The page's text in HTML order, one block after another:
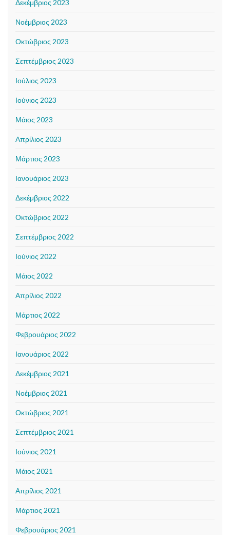
Δεκέμβριος 2023
Νοέμβριος 2023
Οκτώβριος 2023
Σεπτέμβριος 2023
Ιούλιος 2023
Ιούνιος 2023
Μάιος 2023
Απρίλιος 2023
Μάρτιος 2023
Ιανουάριος 2023
Δεκέμβριος 2022
Οκτώβριος 2022
Σεπτέμβριος 2022
Ιούνιος 2022
Μάιος 2022
Απρίλιος 2022
Μάρτιος 2022
Φεβρουάριος 2022
Ιανουάριος 2022
Δεκέμβριος 2021
Νοέμβριος 2021
Οκτώβριος 2021
Σεπτέμβριος 2021
Ιούνιος 2021
Μάιος 2021
Απρίλιος 2021
Μάρτιος 2021
Φεβρουάριος 2021